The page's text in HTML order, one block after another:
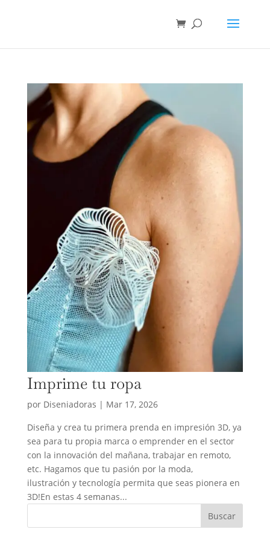
Imprime tu ropa
por Diseniadoras | Mar 17, 2026
Diseña y crea tu primera prenda en impresión 3D, ya
sea para tu propia marca o emprender en el sector
con la innovación del mañana, trabajar en remoto,
etc. Hagamos que tu pasión por la moda,
ilustración y tecnología permita que seas pionera en
3D!En estas 4 semanas...
Buscar